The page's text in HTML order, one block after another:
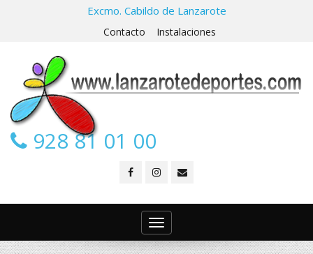
Excmo. Cabildo de Lanzarote
Contacto Instalaciones
928 81 01 00
Toggle
navigation